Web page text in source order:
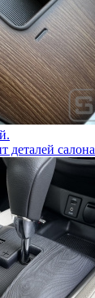
деталей салона